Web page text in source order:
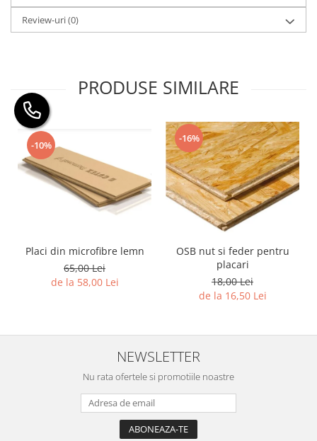
Review-uri(0)
PRODUSE SIMILARE
-10%
Placi din microfibre lemn
65,00 Lei
de la 58,00 Lei
-16%
OSB nut si feder pentru
placari
18,00 Lei
de la 16,50 Lei
NEWSLETTER
Nu rata ofertele si promotiile noastre